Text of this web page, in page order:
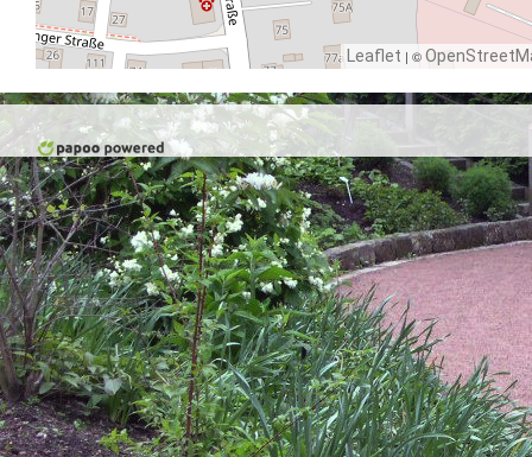
Leaflet | ©